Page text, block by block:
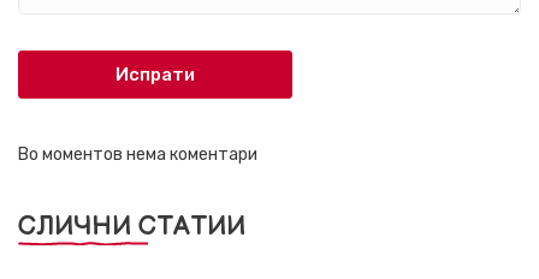
Испрати
Во моментов нема коментари
СЛИЧНИ СТАТИИ